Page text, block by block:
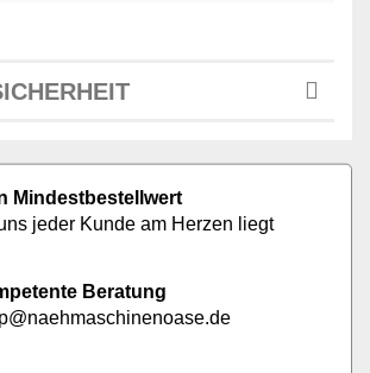
Mindestbestellwert
jeder Kunde am Herzen liegt
Beratung